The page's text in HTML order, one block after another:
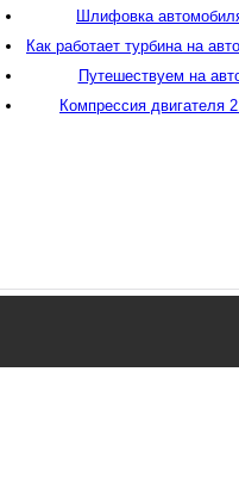
Шлифовка
Как работает турбина на
Путешествуем на
Компрессия двигателя